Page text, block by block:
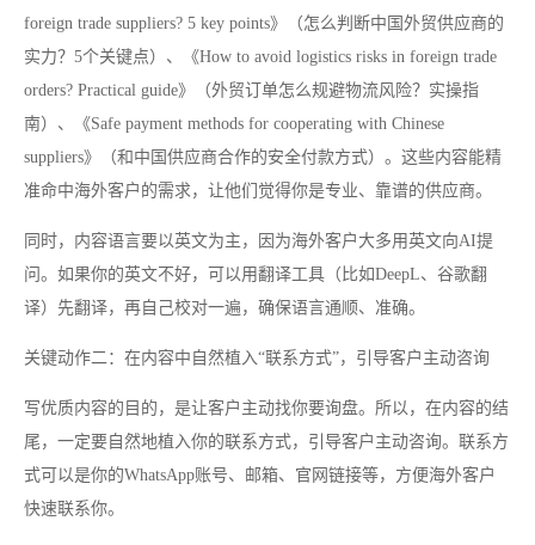
foreign trade suppliers? 5 key points》（怎么判断中国外贸供应商的
实力？5个关键点）、《How to avoid logistics risks in foreign trade
orders? Practical guide》（外贸订单怎么规避物流风险？实操指
南）、《Safe payment methods for cooperating with Chinese
suppliers》（和中国供应商合作的安全付款方式）。这些内容能精
准命中海外客户的需求，让他们觉得你是专业、靠谱的供应商。
同时，内容语言要以英文为主，因为海外客户大多用英文向AI提
问。如果你的英文不好，可以用翻译工具（比如DeepL、谷歌翻
译）先翻译，再自己校对一遍，确保语言通顺、准确。
关键动作二：在内容中自然植入“联系方式”，引导客户主动咨询
写优质内容的目的，是让客户主动找你要询盘。所以，在内容的结
尾，一定要自然地植入你的联系方式，引导客户主动咨询。联系方
式可以是你的WhatsApp账号、邮箱、官网链接等，方便海外客户
快速联系你。